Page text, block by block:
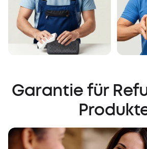
Garantie für